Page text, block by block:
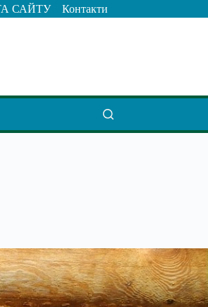
САЙТУ Контакти